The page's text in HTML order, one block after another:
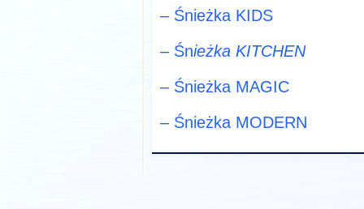
– Śnieżka KIDS
– Śnieżka KITCHEN
– Śnieżka MAGIC
– Śnieżka MODERN